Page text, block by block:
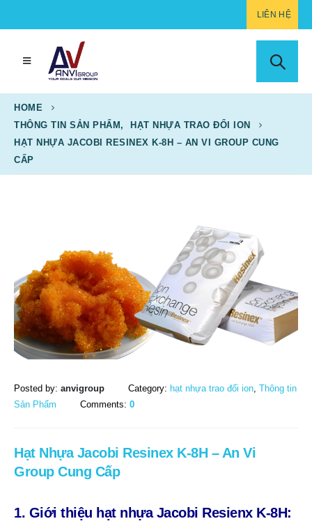
LIÊN HỆ
HOME
THÔNG TIN SẢN PHẨM ,
HẠT NHỰA TRAO ĐỔI ION
HẠT NHỰA JACOBI RESINEX K-8H – AN VI GROUP CUNG
CẤP
Posted by: anvigroup Category: hạt nhựa trao đổi ion Thông tin
Sản Phẩm
Comments: 0
Hạt Nhựa Jacobi Resinex K-8H – An Vi
Group Cung Cấp
1. Giới thiệu hạt nhựa Jacobi Resienx K-8H: